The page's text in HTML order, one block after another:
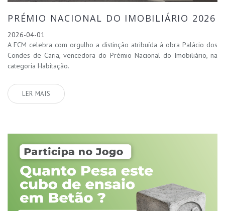
PRÉMIO NACIONAL DO IMOBILIÁRIO 2026
2026-04-01
A FCM celebra com orgulho a distinção atribuída à obra Palácio dos
Condes de Caria, vencedora do Prémio Nacional do Imobiliário, na
categoria Habitação.
LER MAIS